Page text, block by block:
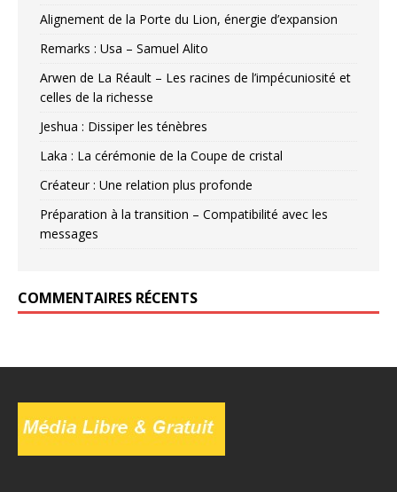
Alignement de la Porte du Lion, énergie d’expansion
Remarks : Usa – Samuel Alito
Arwen de La Réault – Les racines de l’impécuniosité et
celles de la richesse
Jeshua : Dissiper les ténèbres
Laka : La cérémonie de la Coupe de cristal
Créateur : Une relation plus profonde
Préparation à la transition – Compatibilité avec les
messages
COMMENTAIRES RÉCENTS